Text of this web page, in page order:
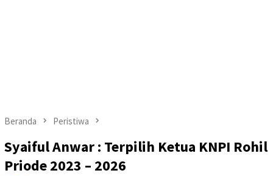
Beranda Peristiwa
Syaiful Anwar : Terpilih Ketua KNPI Rohil
Priode 2023 – 2026